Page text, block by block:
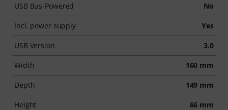
USB Bus-Powered No
Incl. power supply Yes
USB Version 3.0
Width 160 mm
Depth 149 mm
Height 66 mm